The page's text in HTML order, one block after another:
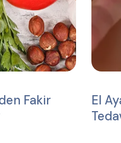
Fakir
El